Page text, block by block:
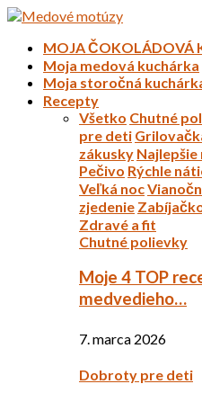
MOJA ČOKOLÁDOVÁ
Moja medová kuchárka
Moja storočná
Recepty
Všetko Chutné
pre deti
zákusky
Pečivo Rýchle
Veľká noc
zjedenie
Zdravé a fit
Chutné polievky
Moje 4 TOP
medvedieho…
7. marca 2026
Dobroty pre deti